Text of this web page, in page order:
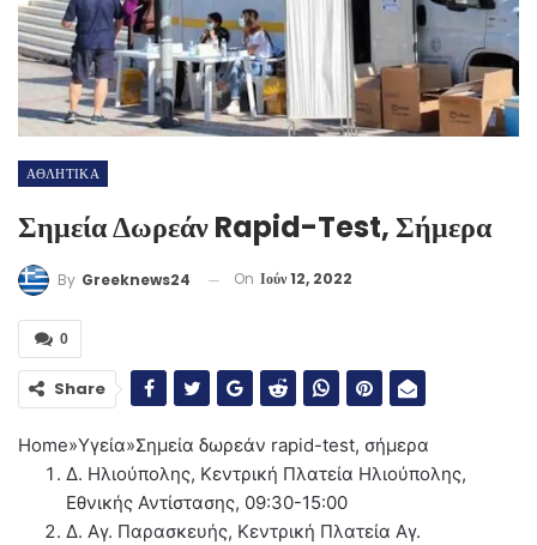
ΑΘΛΗΤΙΚΑ
Σημεία Δωρεάν Rapid-Test, Σήμερα
By Greeknews24 On Ιούν 12, 2022
0
Share
Home»Υγεία»Σημεία δωρεάν rapid-test, σήμερα
Δ. Ηλιούπολης, Κεντρική Πλατεία Ηλιούπολης,
Εθνικής Αντίστασης, 09:30-15:00
Δ. Αγ. Παρασκευής, Κεντρική Πλατεία Αγ.